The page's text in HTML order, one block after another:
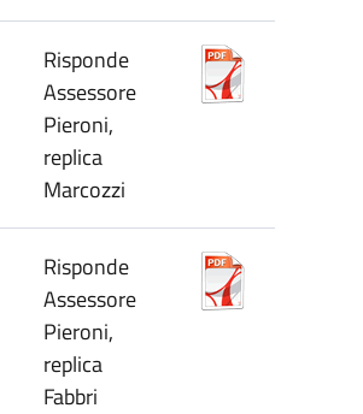
Risponde
Assessore
Pieroni,
replica
Marcozzi
Risponde
Assessore
Pieroni,
replica
Fabbri